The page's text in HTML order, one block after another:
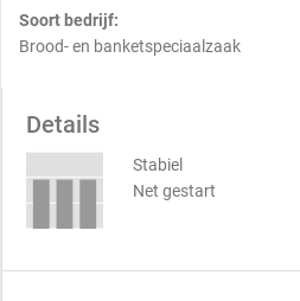
Soort bedrijf:
Brood- en banketspeciaalzaak
Details
Stabiel
Net gestart